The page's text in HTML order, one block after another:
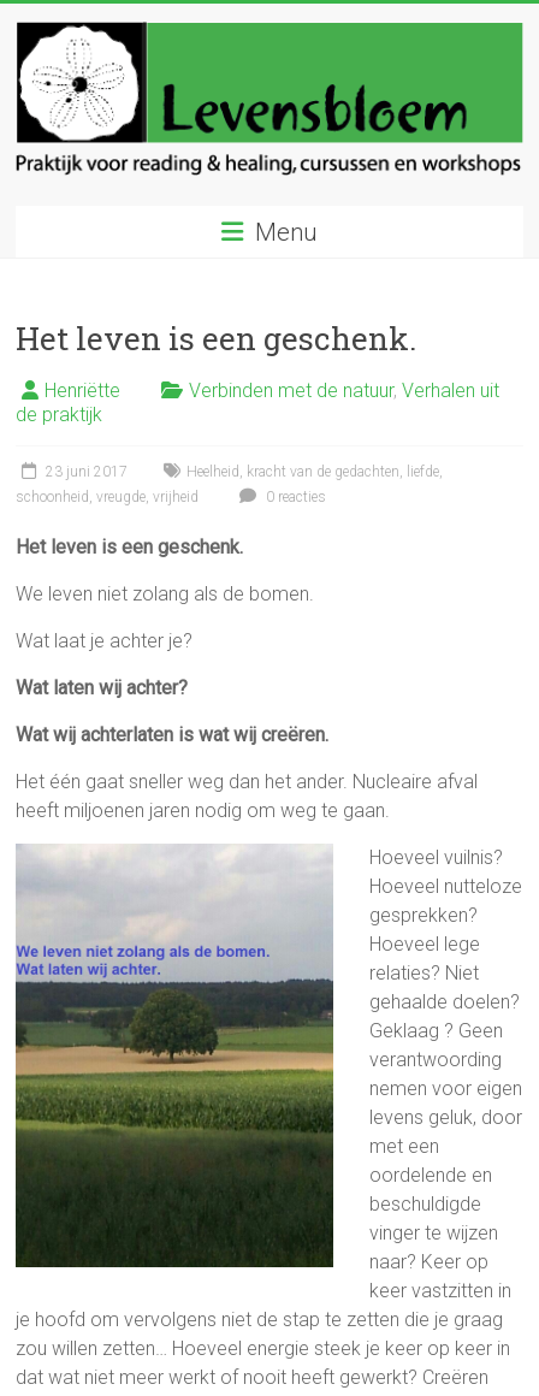
inhoud
Levensbloem
en
Menu
Het leven is een geschenk.
Henriëtte Verbinden met de natuur,Verhalen uit
de praktijk
23 juni 2017 Heelheid , kracht van de gedachten, liefde,
schoonheid ,vreugde,vrijheid 0 reacties
Het leven is een geschenk.
We leven niet zolang als de bomen.
Wat laat je achter je?
Wat laten wij achter?
Wat wij achterlaten is wat wij creëren.
Het één gaat sneller weg dan het ander. Nucleaire afval
heeft miljoenen jaren nodig om weg te gaan.
Hoeveel vuilnis?
Hoeveel nutteloze
gesprekken?
Hoeveel lege
relaties? Niet
gehaalde doelen?
Geklaag ? Geen
verantwoording
nemen voor eigen
levens geluk, door
met een
oordelende en
beschuldigde
vinger te wijzen
naar? Keer op
keer vastzitten in
je hoofd om vervolgens niet de stap te zetten die je graag
zou willen zetten… Hoeveel energie steek je keer op keer in
dat wat niet meer werkt of nooit heeft gewerkt? Creëren